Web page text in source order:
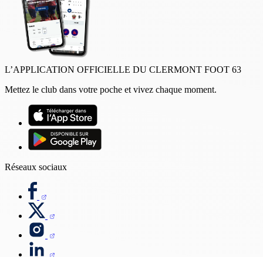
L’APPLICATION OFFICIELLE DU CLERMONT FOOT 63
Mettez le club dans votre poche et vivez chaque moment.
Réseaux sociaux